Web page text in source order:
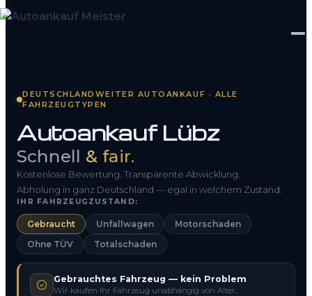
So funktioniert’s
Kontakt
FAQ
0800 1553 5546
Kostenlos anfragen
DEUTSCHLANDWEITER AUTOANKAUF · ALLE
FAHRZEUGTYPEN
Autoankauf Lübz
Schnell & fair.
Kostenlose Bewertung. Transparente Abwicklung.
Abholung in ganz Deutschland — egal in welchem Zustand.
IHR FAHRZEUGZUSTAND:
Gebraucht Unfallwagen
Motorschaden
Ohne TÜV
Totalschaden
Gebrauchtes Fahrzeug — kein Problem
Wir kaufen Ihr Fahrzeug unabhängig von Alter,